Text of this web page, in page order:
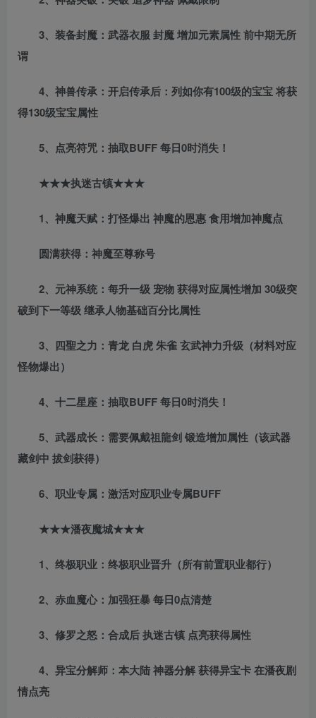
3、装备封魔：武器衣服 封魔 增加元素属性 前中期无所
谓
4、神兽传承：开启传承后：列如你有100级的宝宝 将获
得130级宝宝属性
5、点亮符咒：抽取BUFF 每日0时消失！
★★★执迷古镇★★★
1、神魔天赋：打怪爆出 神魔的恩惠 食用增加神魔点
圆满获得：神魔至尊称号
2、元神系统：每升一级 宠物 获得对应属性增加 30级突
破到下一等级 继承人物基础百分比属性
3、四聖之力：青龙 白虎 朱雀 玄武神力升级（材料对应
怪物爆出）
4、十二星座：抽取BUFF 每日0时消失！
5、武器成长：需要佩戴祖龍剑 锻造增加属性（该武器
藏剑中 拔剑获得）
6、职业专属：激活对应职业专属BUFF
★★★潘夜魔城★★★
1、终极职业：终极职业晋升（所有前置职业都行）
2、赤血魔心：加强狂暴 每日0点清楚
3、修罗之怒：合成后 执迷古镇 点亮获得属性
4、异宝分解师：本大陆 神器分解 获得异宝卡 在潘夜剧
情点亮